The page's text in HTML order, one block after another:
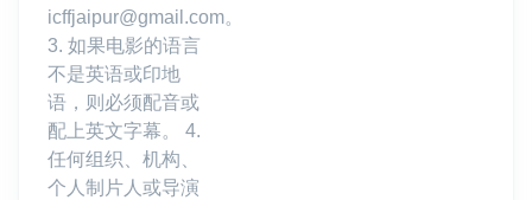
icffjaipur@gmail.com。
3. 如果电影的语言
不是英语或印地
语，则必须配音或
配上英文字幕。 4.
任何组织、机构、
个人制片人或导演